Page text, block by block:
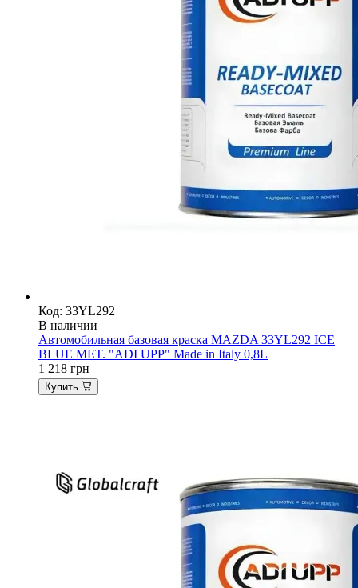
Код: 33YL292
В наличии
Автомобильная базовая краска MAZDA 33YL292 ICE
BLUE MET. "ADI UPP" Made in Italy 0,8L
1 218 грн
Купить